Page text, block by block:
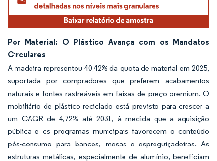
Por Material: O Plástico Avança com os Mandatos
Circulares
A madeira representou 40,42% da quota de material em 2025,
suportada por compradores que preferem acabamentos
naturais e fontes rastreáveis em faixas de preço premium. O
mobiliário de plástico reciclado está previsto para crescer a
um CAGR de 4,72% até 2031, à medida que a aquisição
pública e os programas municipais favorecem o conteúdo
pós-consumo para bancos, mesas e espreguiçadeiras. As
estruturas metálicas, especialmente de alumínio, beneficiam